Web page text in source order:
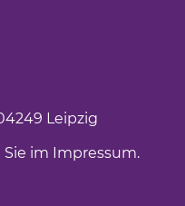
Leipzig
Sie im Impressum.